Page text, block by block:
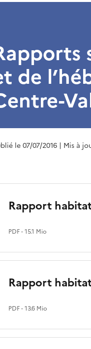
de
le 07/07/2016 | Mis à
Rapport
PDF- 15.1 Mio
Rapport
PDF- 13.6 Mio